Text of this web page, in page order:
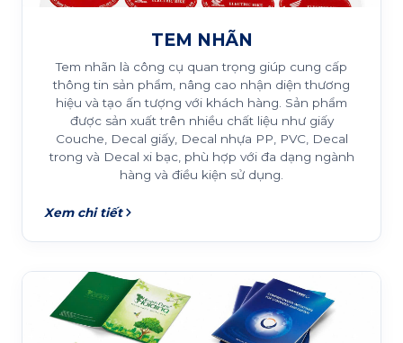
TEM NHÃN
Tem nhãn là công cụ quan trọng giúp cung cấp
thông tin sản phẩm, nâng cao nhận diện thương
hiệu và tạo ấn tượng với khách hàng. Sản phẩm
được sản xuất trên nhiều chất liệu như giấy
Couche, Decal giấy, Decal nhựa PP, PVC, Decal
trong và Decal xi bạc, phù hợp với đa dạng ngành
hàng và điều kiện sử dụng.
Xem chi tiết